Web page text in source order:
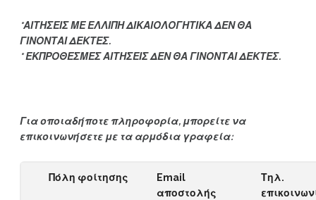
*ΑΙΤΗΣΕΙΣ ΜΕ ΕΛΛΙΠΗ ΔΙΚΑΙΟΛΟΓΗΤΙΚΑ ΔΕΝ ΘΑ
ΓΙΝΟΝΤΑΙ ΔΕΚΤΕΣ.
* ΕΚΠΡΟΘΕΣΜΕΣ ΑΙΤΗΣΕΙΣ ΔΕΝ ΘΑ ΓΙΝΟΝΤΑΙ ΔΕΚΤΕΣ.
Για οποιαδήποτε πληροφορία, μπορείτε να
επικοινωνήσετε με τα αρμόδια γραφεία:
Πόλη φοίτησης
Email
αποστολής
Τηλ.